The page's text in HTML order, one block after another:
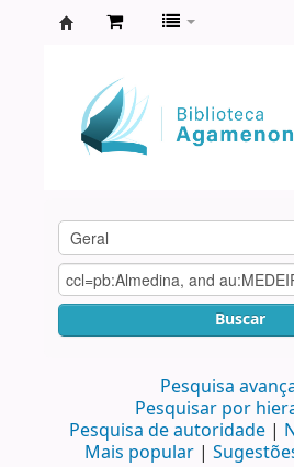
Agamenon
Magalhães
Buscar
Pesquisa
Pesquisar por
Pesquisa de autoridade
Mais popular